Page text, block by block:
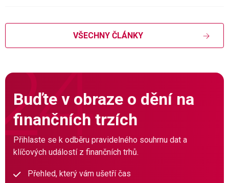
VŠECHNY ČLÁNKY
Buďte v obraze o dění na
finančních trzích
Přihlaste se k odběru pravidelného souhrnu dat a
klíčových událostí z finančních trhů.
Přehled, který vám ušetří čas